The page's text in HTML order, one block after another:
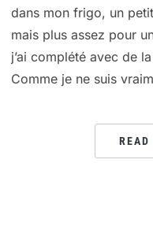
dans mon frigo, un
mais plus assez pour
j’ai complété avec de
Comme je ne suis
READ